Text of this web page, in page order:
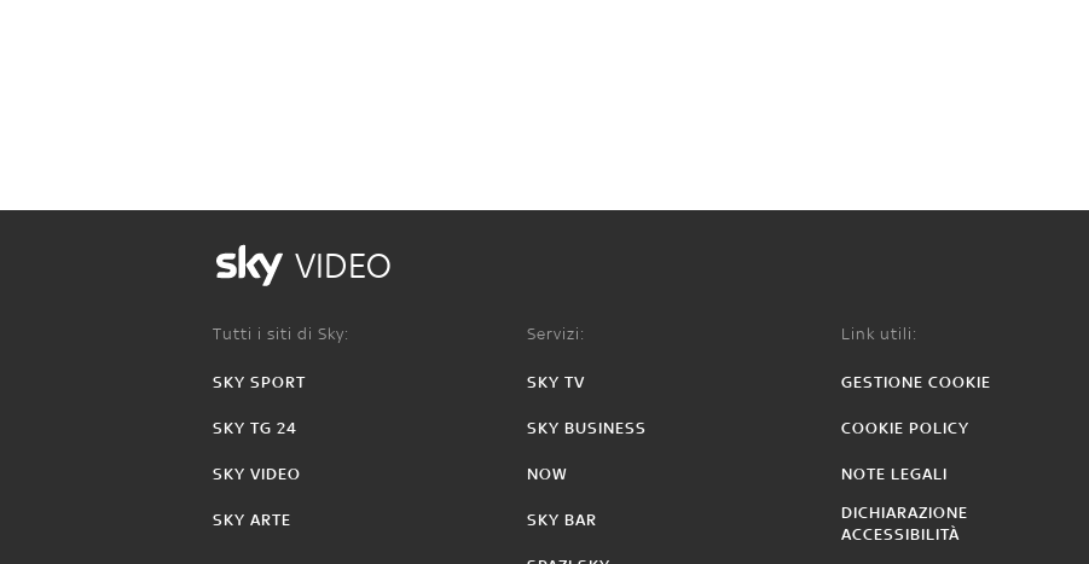
VIDEO
Tutti i siti di Sky:
SKY SPORT
SKY TG 24
SKY VIDEO
SKY ARTE
Servizi:
SKY TV
SKY BUSINESS
NOW
SKY BAR
Link utili:
GESTIONE COOKIE
COOKIE POLICY
NOTE LEGALI
DICHIARAZIONE
ACCESSIBILITÀ